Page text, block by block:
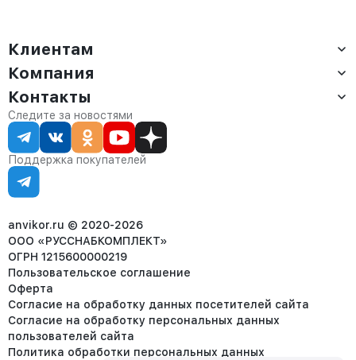
Клиентам
Доставка
Оплата
Сервис
Статус заказа
Статьи
Компания
О компании
Контакты
Партнёрам
Контакты
Отдел продаж:
8 (800) 234-22-62
corp@anvikor.ru
Ежедневно, с 7:00-19:00 (МСК)
Отдел рекламации:
8 (953) 455-25-61
Следите за новостями
Поддержка покупателей
anvikor.ru © 2020-2026
ООО «РУССНАБКОМПЛЕКТ»
ОГРН 1215600000219
Пользовательское соглашение
Оферта
Согласие на обработку данных посетителей сайта
Согласие на обработку персональных данных
пользователей сайта
Политика обработки персональных данных